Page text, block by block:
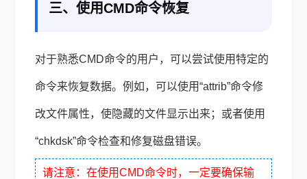
三、使用CMD命令恢复
对于熟悉CMD命令的用户，可以尝试使用特定的
命令来恢复数据。例如，可以使用“attrib”命令修
改文件属性，使隐藏的文件显示出来；或者使用
“chkdsk”命令检查和修复磁盘错误。
请注意：在使用CMD命令时，一定要确保输